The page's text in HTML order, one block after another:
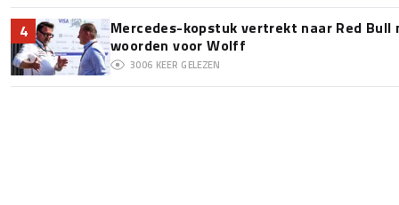
4
Mercedes-kopstuk vertrekt naar Red
woorden voor Wolff
3006 KEER GELEZEN